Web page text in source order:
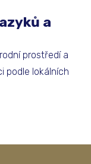
a
prostředí a
podle lokálních